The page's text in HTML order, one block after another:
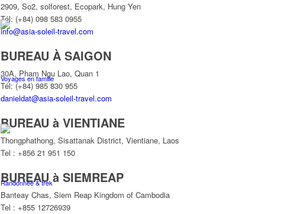
Voyages en famille
Randonnée & trek
2909, So2, solforest, Ecopark, Hung Yen
Tél: (+84) 098 583 0955
info@asia-soleil-travel.com
BUREAU À SAIGON
30A, Pham Ngu Lao, Quan 1
Tél: (+84) 985 830 955
danieldat@asia-soleil-travel.com
BUREAU à VIENTIANE
Thongphathong, Sisattanak District, Vientiane, Laos
Tel : +856 21 951 150
BUREAU à SIEMREAP
Banteay Chas, Siem Reap Kingdom of Cambodia
Tel : +855 12726939